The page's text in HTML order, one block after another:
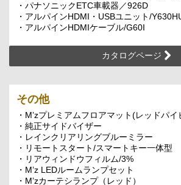
・パナソニックETC車載器／926D
・アルパインHDMI・USBユニット/
・アルパインHDMIケーブル/G60I
カタログページ
その他
・M’zプレミアムフロアマット(レッドパイ
・純正サイドバイザー
・レインクリアリングブルーミラー
・リモートスタート/スマートキー一体型
・リアウィンドウフィルム/3%
・M’z LEDルームランプセット
・M’zカーテシランプ（レッド）